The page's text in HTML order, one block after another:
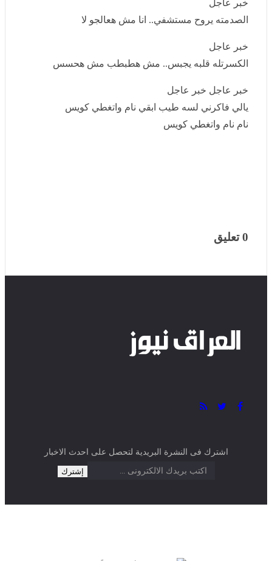
ما تبطل تاكل في نفسك..علشان خسيت النص
لو عشان رايق بضايقك.. طب هضايقك حتى بص
خبر عاجل
الجرحته الي حط لزقه.. أنا مش هصالحو لا
خبر عاجل
الصدمته يروح مستشفي.. انا مش هعالجو لا